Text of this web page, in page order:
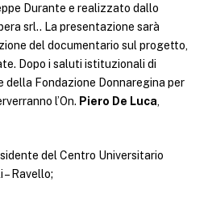
Durante e realizzato dallo
srl.. La presentazione sarà
del documentario sul progetto,
Dopo i saluti istituzionali di
della Fondazione Donnaregina per
l’On. Piero De Luca,
del Centro Universitario
– Ravello;